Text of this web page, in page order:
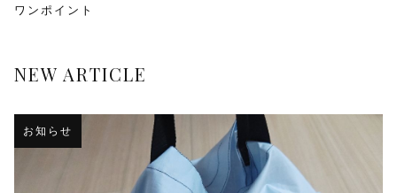
ワンポイント
NEW ARTICLE
お知らせ